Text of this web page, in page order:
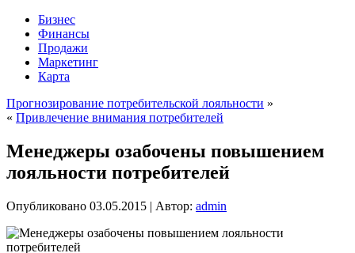
Бизнес
Финансы
Продажи
Маркетинг
Карта
Прогнозирование потребительской лояльности »
« Привлечение внимания потребителей
Менеджеры озабочены повышением
лояльности потребителей
Опубликовано 03.05.2015 | Автор: admin